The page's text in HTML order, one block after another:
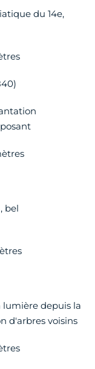
du 14e,
bel
depuis la
d'arbres voisins